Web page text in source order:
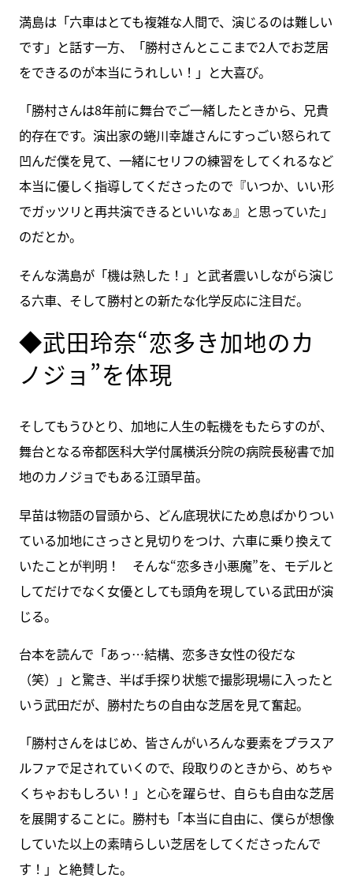
満島は「六車はとても複雑な人間で、演じるのは難しい
です」と話す一方、「勝村さんとここまで2人でお芝居
をできるのが本当にうれしい！」と大喜び。
「勝村さんは8年前に舞台でご一緒したときから、兄貴
的存在です。演出家の蜷川幸雄さんにすっごい怒られて
凹んだ僕を見て、一緒にセリフの練習をしてくれるなど
本当に優しく指導してくださったので『いつか、いい形
でガッツリと再共演できるといいなぁ』と思っていた」
のだとか。
そんな満島が「機は熟した！」と武者震いしながら演じ
る六車、そして勝村との新たな化学反応に注目だ。
◆武田玲奈“恋多き加地のカ
ノジョ”を体現
そしてもうひとり、加地に人生の転機をもたらすのが、
舞台となる帝都医科大学付属横浜分院の病院長秘書で加
地のカノジョでもある江頭早苗。
早苗は物語の冒頭から、どん底現状にため息ばかりつい
ている加地にさっさと見切りをつけ、六車に乗り換えて
いたことが判明！ そんな“恋多き小悪魔”を、モデルと
してだけでなく女優としても頭角を現している武田が演
じる。
台本を読んで「あっ…結構、恋多き女性の役だな
（笑）」と驚き、半ば手探り状態で撮影現場に入ったと
いう武田だが、勝村たちの自由な芝居を見て奮起。
「勝村さんをはじめ、皆さんがいろんな要素をプラスア
ルファで足されていくので、段取りのときから、めちゃ
くちゃおもしろい！」と心を躍らせ、自らも自由な芝居
を展開することに。勝村も「本当に自由に、僕らが想像
していた以上の素晴らしい芝居をしてくださったんで
す！」と絶賛した。